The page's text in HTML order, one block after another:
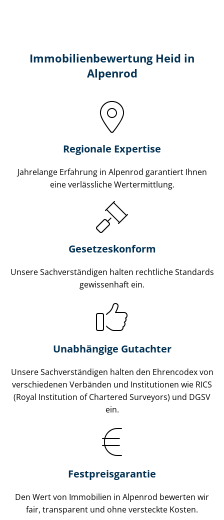
Immobilien­bewertung Heid in
Alpenrod
Regionale Expertise
Jahrelange Erfahrung in Alpenrod garantiert Ihnen
eine verlässliche Wertermittlung.
Gesetzes­konform
Unsere Sach­ver­stän­di­gen halten rechtliche Standards
gewissenhaft ein.
Unabhängige Gutachter
Unsere Sach­ver­stän­di­gen halten den Ehrencodex von
verschiedenen Verbänden und Institutionen wie RICS
(Royal Institution of Chartered Surveyors) und DGSV
ein.
Festpreis​garantie
Den Wert von Immobilien in Alpenrod bewerten wir
fair, transparent und ohne versteckte Kosten.